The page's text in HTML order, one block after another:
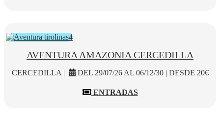
AVENTURA AMAZONIA CERCEDILLA
CERCEDILLA | DEL 29/07/26 AL 06/12/30 | DESDE 20€
ENTRADAS